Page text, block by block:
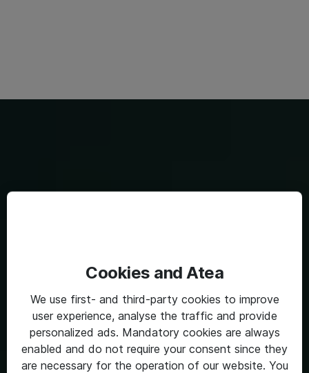
Cookies and Atea
We use first- and third-party cookies to improve
user experience, analyse the traffic and provide
personalized ads. Mandatory cookies are always
enabled and do not require your consent since they
are necessary for the operation of our website. You